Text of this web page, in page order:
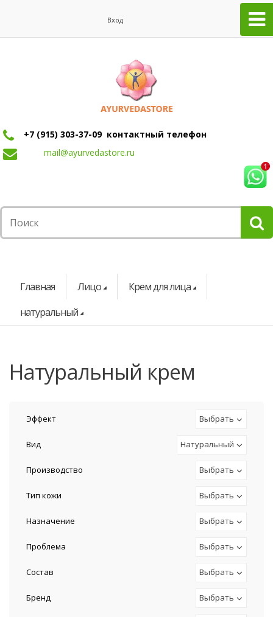
Вход
+7 (915) 303-37-09 контактный телефон
mail@ayurvedastore.ru
Главная Лицо
Крем для лица
натуральный
натуральный крем
Эффект Выбрать
Вид Натуральный
Производство Выбрать
Тип кожи Выбрать
Назначение Выбрать
Проблема Выбрать
Состав Выбрать
Бренд Выбрать